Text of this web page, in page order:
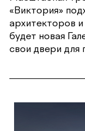
«Виктория»
архитекторов
будет новая
свои двери для